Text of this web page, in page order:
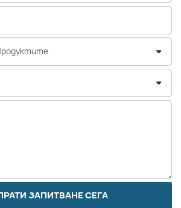
ЗАПИТВАНЕ СЕГА